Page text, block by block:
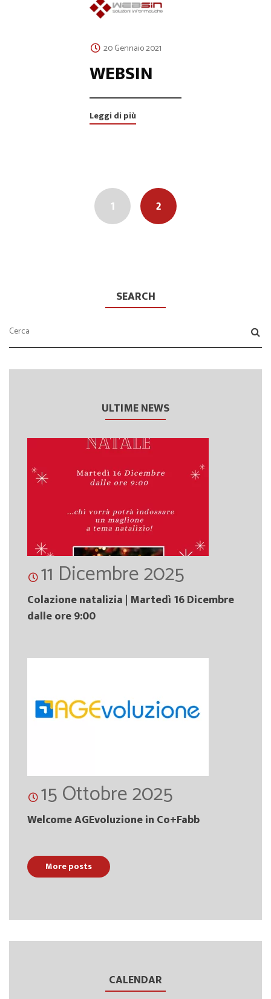
20 Gennaio 2021
WEBSIN
Leggi di più
Posts
navigation
1 2
SEARCH
ULTIME NEWS
11 Dicembre 2025
Colazione natalizia | Martedì 16 Dicembre
dalle ore 9:00
15 Ottobre 2025
Welcome AGEvoluzione in Co+Fabb
More posts
CALENDAR